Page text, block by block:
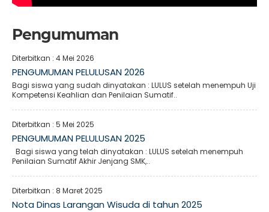
Pengumuman
Diterbitkan : 4 Mei 2026
PENGUMUMAN PELULUSAN 2026
Bagi siswa yang sudah dinyatakan : LULUS setelah menempuh Uji
Kompetensi Keahlian dan Penilaian Sumatif..
Diterbitkan : 5 Mei 2025
PENGUMUMAN PELULUSAN 2025
Bagi siswa yang telah dinyatakan : LULUS setelah menempuh
Penilaian Sumatif Akhir Jenjang SMK,..
Diterbitkan : 8 Maret 2025
Nota Dinas Larangan Wisuda di tahun 2025